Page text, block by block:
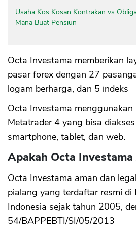
Usaha Kos Kosan Kontrakan vs
Mana Buat Pensiun
Octa Investama memberikan
pasar forex dengan 27
logam berharga, dan 5 indeks
Octa Investama
Metatrader 4 yang bisa
smartphone, tablet, dan web.
Apakah Octa Investama
Octa Investama aman dan
pialang yang terdaftar resmi di
Indonesia sejak tahun 2005,
54/BAPPEBTI/SI/05/2013